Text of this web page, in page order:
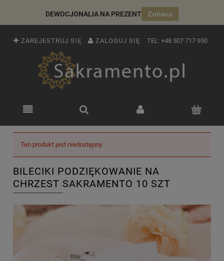
DEWOCJONALIA NA PREZENT Zobacz
ZAREJESTRUJ SIĘ ZALOGUJ SIĘ TEL: +48 507 717 950
Ten produkt jest niedostępny.
BILECIKI PODZIĘKOWANIE NA
CHRZEST SAKRAMENTO 10 SZT